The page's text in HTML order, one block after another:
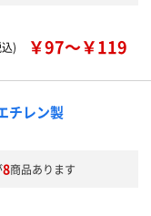
)
￥97～￥119
チレン製
8商品あります